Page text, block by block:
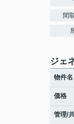
間
ジェ
物件名
価格
管理/